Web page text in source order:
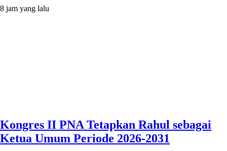
8 jam yang lalu
Kongres II PNA Tetapkan Rahul sebagai
Ketua Umum Periode 2026-2031